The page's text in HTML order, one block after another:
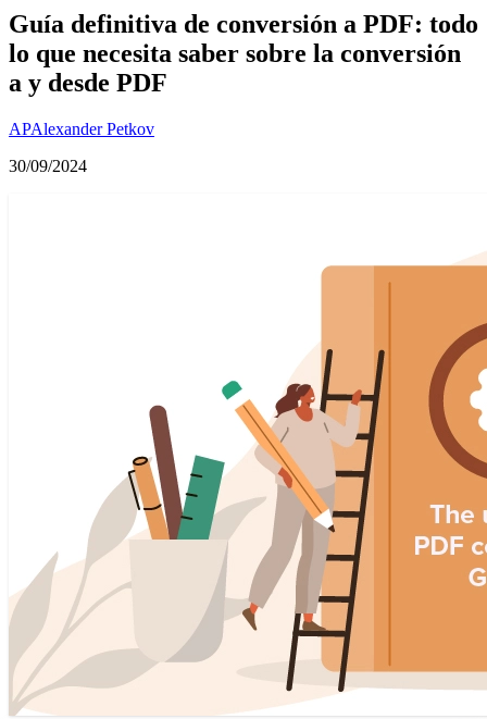
Guía definitiva de conversión a PDF: todo
lo que necesita saber sobre la conversión
a y desde PDF
APAlexander Petkov
30/09/2024